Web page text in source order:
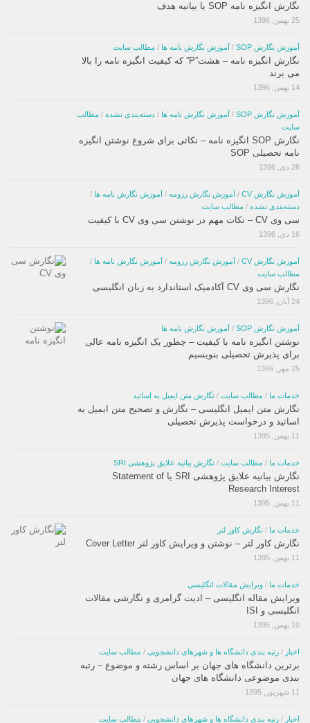
نگارش انگیزه نامه SOP یا بیانیه هدف
25 بهمن, 1396
آموزش نگارش SOP / آموزش نگارش نامه ها / مطالب سایت
نگارش انگیزه نامه – هشت”P” که کیفیت انگیزه نامه را بالا
می برند
14 بهمن, 1396
آموزش نگارش SOP / آموزش نگارش نامه ها / دسته‌بندی نشده / مطالب
سایت
نگارش SOP انگیزه نامه – نکاتی برای شروع نوشتن انگیزه
نامه تحصیلی SOP
26 دی, 1396
آموزش نگارش CV / آموزش نگارش رزومه / آموزش نگارش نامه ها /
دسته‌بندی نشده / مطالب سایت
سی وی CV – نکات مهم در نوشتن سی وی CV با کیفیت
16 دی, 1396
آموزش نگارش CV / آموزش نگارش رزومه / آموزش نگارش نامه ها /
مطالب سایت
نگارش سی وی CV آکادمیک استاندارد به زبان انگلیسی
24 آبان, 1396
آموزش نگارش SOP / آموزش نگارش نامه ها
نوشتن انگیزه نامه با کیفیت – چطور یک انگیزه نامه عالی
برای پذیرش تحصیلی بنویسیم
25 مهر, 1396
خدمات ما / مطالب سایت / نگارش متن ایمیل به اساتید
نگارش متن ایمیل انگلیسی – نگارش و تصحیح متن ایمیل به
اساتید و درخواست پذیرش تحصیلی
11 بهمن, 1395
خدمات ما / مطالب سایت / نگارش بیانیه علایق پژوهشی SRI
نگارش بیانیه علایق پژوهشی SRI یا Statement of
Research Interest
11 بهمن, 1395
خدمات ما / نگارش کاور لتر
نگارش کاور لتر – نوشتن و ویرایش کاور لتر Cover Letter
11 بهمن, 1395
خدمات ما / ویرایش مقالات انگلیسی
ویرایش مقاله انگلیسی – ادیت گرامری و نگارشی مقالات
انگلیسی و ISI
10 بهمن, 1395
اخبار / رتبه بندی دانشگاه ها و شهرهای دانشجویی / مطالب سایت
برترین دانشگاه های جهان بر اساس رشته و موضوع – رتبه
بندی موضوعی دانشگاه های جهان
11 شهریور, 1395
اخبار / رتبه بندی دانشگاه ها و شهرهای دانشجویی / مطالب سایت